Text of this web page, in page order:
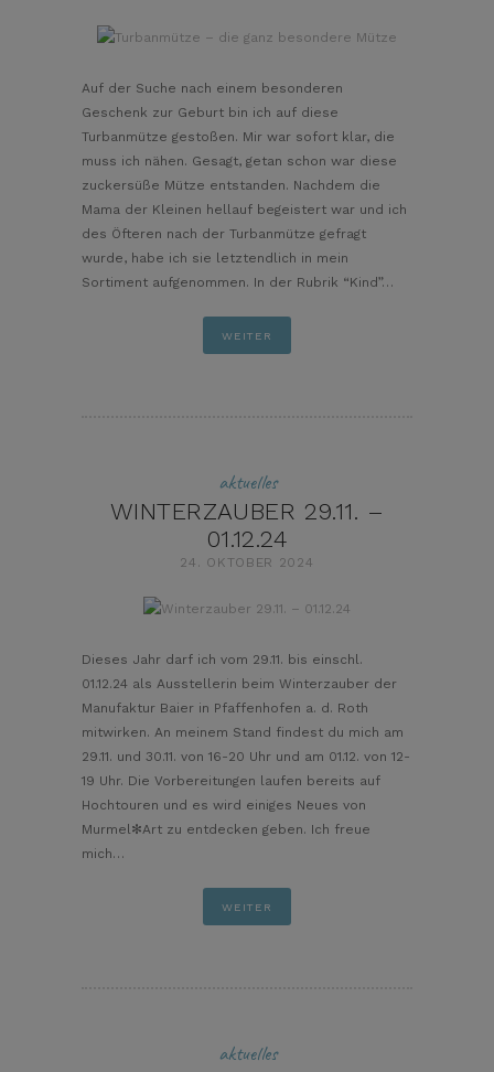
Auf der Suche nach einem besonderen
Geschenk zur Geburt bin ich auf diese
Turbanmütze gestoßen. Mir war sofort klar, die
muss ich nähen. Gesagt, getan schon war diese
zuckersüße Mütze entstanden. Nachdem die
Mama der Kleinen hellauf begeistert war und ich
des Öfteren nach der Turbanmütze gefragt
wurde, habe ich sie letztendlich in mein
Sortiment aufgenommen. In der Rubrik “Kind”…
WEITER
aktuelles
WINTERZAUBER 29.11. –
01.12.24
24. OKTOBER 2024
pin it
Dieses Jahr darf ich vom 29.11. bis einschl.
01.12.24 als Ausstellerin beim Winterzauber der
Manufaktur Baier in Pfaffenhofen a. d. Roth
mitwirken. An meinem Stand findest du mich am
29.11. und 30.11. von 16-20 Uhr und am 01.12. von 12-
19 Uhr. Die Vorbereitungen laufen bereits auf
Hochtouren und es wird einiges Neues von
Murmel✻Art zu entdecken geben. Ich freue
mich…
WEITER
aktuelles